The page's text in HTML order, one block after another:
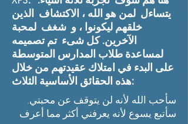
يتساءل لمن هو الله ، الاكتشاف الذين
خلقهم ليكونوا ، و شغف لمحبة
الآخرين. كل شىء تم تصميمه
لمساعدة طلاب المدارس المتوسطة
على البدء في امتلاك عقيدتهم من خلال
هذه الحقائق الأساسية الثلاث:​
سأحب الله لأنه لن يتوقف عن محبتي.
سأتبع يسوع لأنه يعرفني أكثر مما أعرف